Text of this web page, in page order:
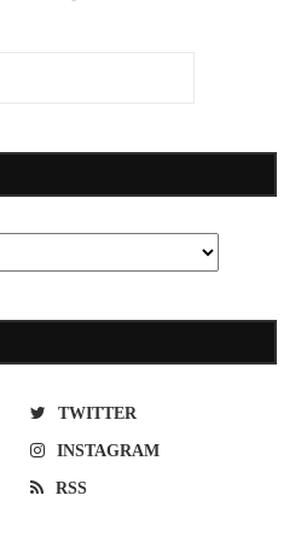
TWITTER
INSTAGRAM
RSS